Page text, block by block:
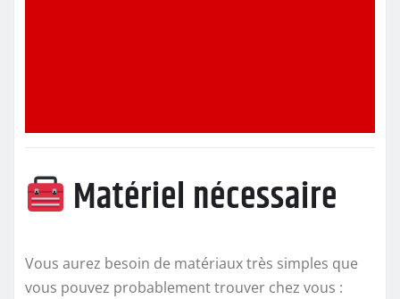
Matériel nécessaire
Vous aurez besoin de matériaux très simples que
vous pouvez probablement trouver chez vous :